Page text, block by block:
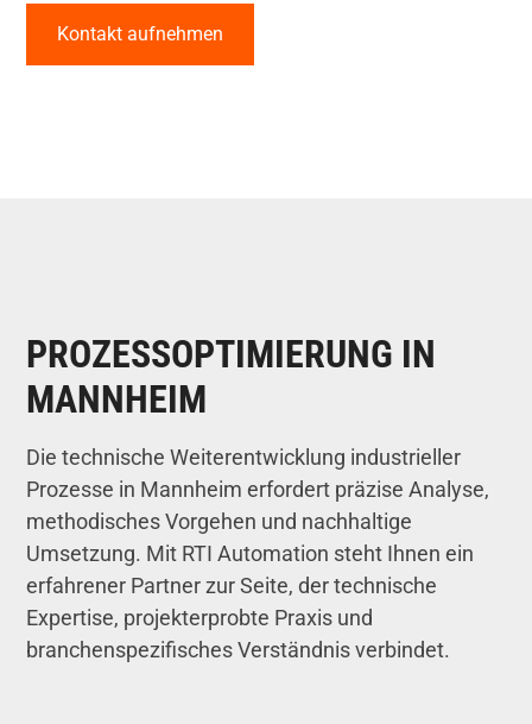
Kontakt aufnehmen
PROZESSOPTIMIERUNG IN
MANNHEIM
Die technische Weiterentwicklung industrieller
Prozesse in Mannheim erfordert präzise Analyse,
methodisches Vorgehen und nachhaltige
Umsetzung. Mit RTI Automation steht Ihnen ein
erfahrener Partner zur Seite, der technische
Expertise, projekterprobte Praxis und
branchenspezifisches Verständnis verbindet.